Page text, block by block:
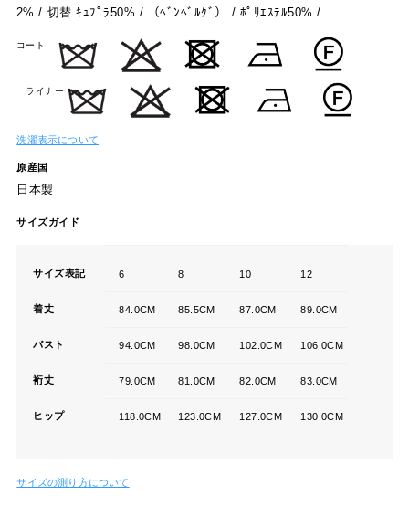
2% / 切替 ｷｭﾌﾟﾗ50% / （ﾍﾞﾝﾍﾞﾙｸﾞ） / ﾎﾟﾘｴｽﾃﾙ50% /
コート
ライナー
洗濯表示について
原産国
日本製
サイズガイド
サイズ表記 6 8 10 12
着丈 84.0CM 85.5CM 87.0CM 89.0CM
バスト 94.0CM 98.0CM 102.0CM 106.0CM
裄丈 79.0CM 81.0CM 82.0CM 83.0CM
ヒップ 118.0CM 123.0CM 127.0CM 130.0CM
サイズの測り方について